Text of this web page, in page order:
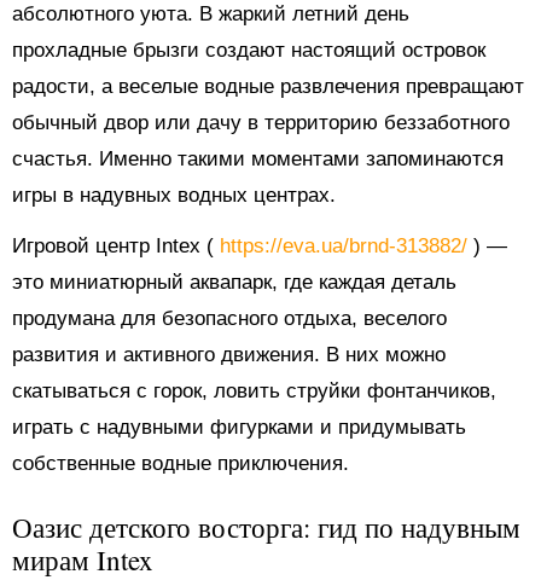
абсолютного уюта. В жаркий летний день
прохладные брызги создают настоящий островок
радости, а веселые водные развлечения превращают
обычный двор или дачу в территорию беззаботного
счастья. Именно такими моментами запоминаются
игры в надувных водных центрах.
Игровой центр Intex ( https://eva.ua/brnd-313882/ ) —
это миниатюрный аквапарк, где каждая деталь
продумана для безопасного отдыха, веселого
развития и активного движения. В них можно
скатываться с горок, ловить струйки фонтанчиков,
играть с надувными фигурками и придумывать
собственные водные приключения.
Оазис детского восторга: гид по надувным
мирам Intex